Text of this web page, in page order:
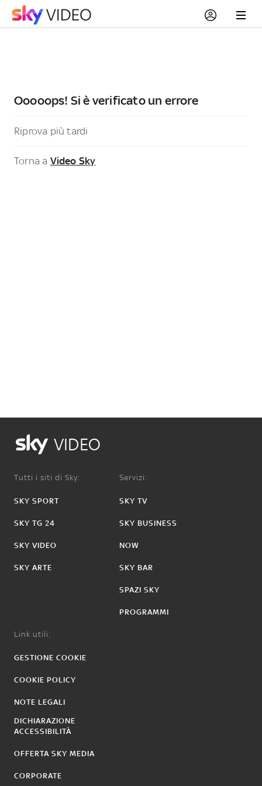
Ooooops! Si è verificato un errore
Riprova più tardi
Torna a Video Sky
VIDEO
Tutti i siti di Sky:
SKY SPORT
SKY TG 24
SKY VIDEO
SKY ARTE
Servizi:
SKY TV
SKY BUSINESS
NOW
SKY BAR
SPAZI SKY
PROGRAMMI
Link utili:
GESTIONE COOKIE
COOKIE POLICY
NOTE LEGALI
DICHIARAZIONE
ACCESSIBILITÀ
OFFERTA SKY MEDIA
CORPORATE